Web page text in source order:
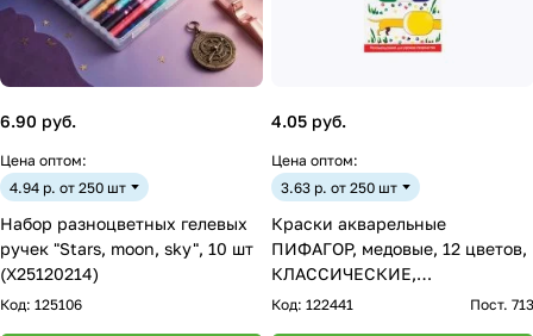
6.90 руб.
Цена оптом:
4.94 р. от 250 шт
Набор разноцветных гелевых
ручек "Stars, moon, sky", 10 шт
(X25120214)
Код: 125106
4.05 руб.
Цена оптом:
3.63 р. от 250 шт
Краски акварельные
ПИФАГОР, медовые, 12 цветов,
КЛАССИЧЕСКИЕ,
картон,192007
Код: 122441 Пост. 713